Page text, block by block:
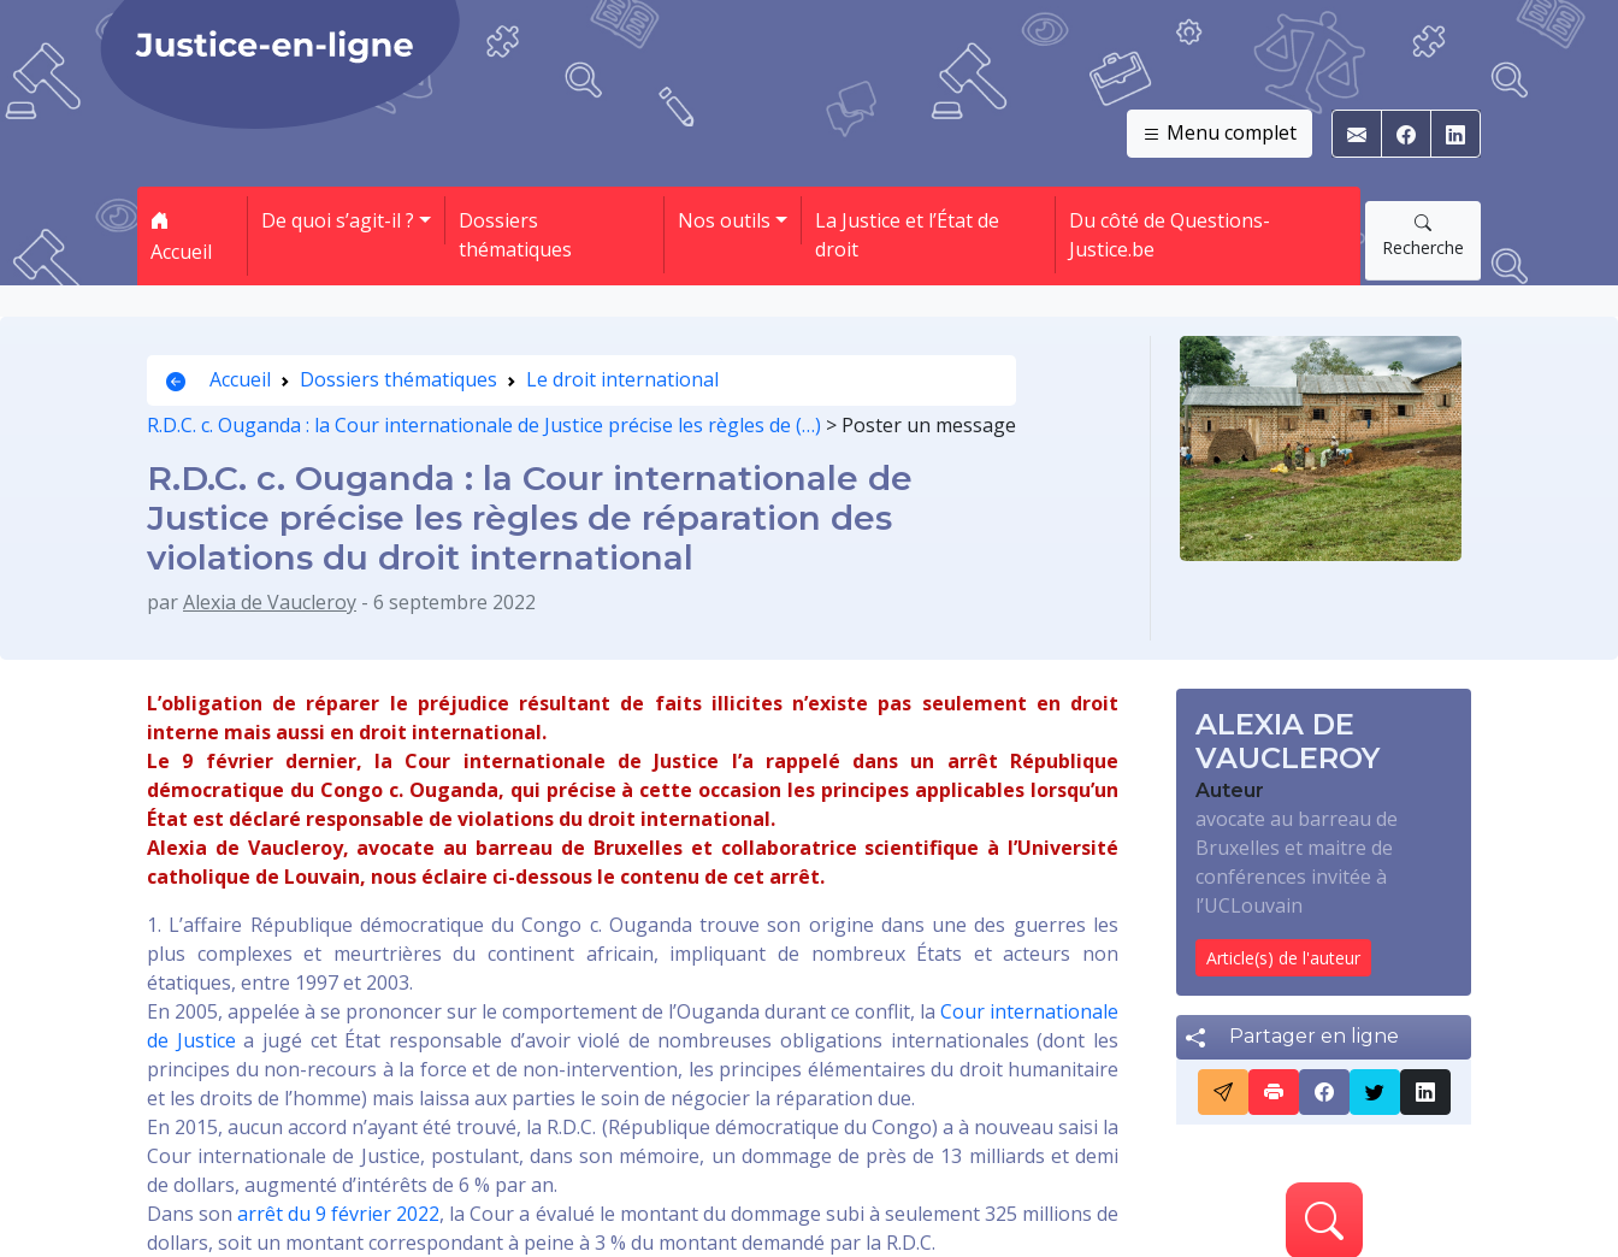
Menu complet E-mail Facebook
Accueil
De quoi s’agit-il ?
Dossiers
thématiques
Nos outils
La Justice et l’État de
droit
Du côté de Questions-
Justice.be
Recherche
Accueil Dossiers thématiques
Le droit international
R.D.C. c. Ouganda : la Cour internationale de Justice précise les règles de (…) > Poster un message
R.D.C. c. Ouganda : la Cour internationale de
Justice précise les règles de réparation des
violations du droit international
parAlexia de Vaucleroy - 6 septembre 2022
L’obligation de réparer le préjudice résultant de faits illicites n’existe pas seulement en droit
interne mais aussi en droit international.
Le 9 février dernier, la Cour internationale de Justice l’a rappelé dans un arrêt République
démocratique du Congo c. Ouganda, qui précise à cette occasion les principes applicables lorsqu’un
État est déclaré responsable de violations du droit international.
Alexia de Vaucleroy, avocate au barreau de Bruxelles et collaboratrice scientifique à l’Université
catholique de Louvain, nous éclaire ci-dessous le contenu de cet arrêt.
1. L’affaire République démocratique du Congo c. Ouganda trouve son origine dans une des guerres les
plus complexes et meurtrières du continent africain, impliquant de nombreux États et acteurs non
étatiques, entre 1997 et 2003.
En 2005, appelée à se prononcer sur le comportement de l’Ouganda durant ce conflit, la Cour internationale
de Justice a jugé cet État responsable d’avoir violé de nombreuses obligations internationales (dont les
principes du non-recours à la force et de non-intervention, les principes élémentaires du droit humanitaire
et les droits de l’homme) mais laissa aux parties le soin de négocier la réparation due.
En 2015, aucun accord n’ayant été trouvé, la R.D.C. (République démocratique du Congo) a à nouveau saisi la
Cour internationale de Justice, postulant, dans son mémoire, un dommage de près de 13 milliards et demi
de dollars, augmenté d’intérêts de 6 % par an.
Dans sonarrêt du 9 février 2022, la Cour a évalué le montant du dommage subi à seulement 325 millions de
dollars, soit un montant correspondant à peine à 3 % du montant demandé par la R.D.C.
ALEXIA DE
VAUCLEROY
Auteur
avocate au barreau de
Bruxelles et maitre de
conférences invitée à
l’UCLouvain
Article(s) de l'auteur
Partager en ligne